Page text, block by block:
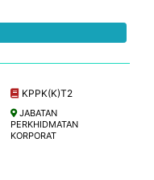
KPPK(K)T2
JABATAN
PERKHIDMATAN
KORPORAT